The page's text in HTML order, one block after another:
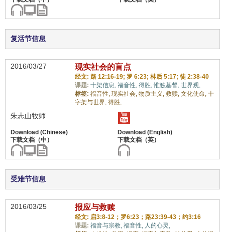
复活节信息
2016/03/27 现实社会的盲点
经文: 路 12:16-19; 罗 6:23; 林后 5:17; 徒 2:38-40
课题: 十架信息, 福音性, 得胜,惟独基督, 世界观,
标签: 福音性, 现实社会, 物质主义, 救赎, 文化使命, 十
字架与世界, 得胜,
朱志山牧师
受难节信息
2016/03/25 报应与救赎
经文: 启3:8-12；罗6:23；路23:39-43；约3:16
课题: 福音与宗教, 福音性, 人的心灵,